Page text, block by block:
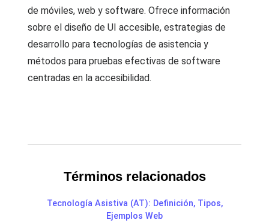
de móviles, web y software. Ofrece información
sobre el diseño de UI accesible, estrategias de
desarrollo para tecnologías de asistencia y
métodos para pruebas efectivas de software
centradas en la accesibilidad.
Términos relacionados
Tecnología Asistiva (AT): Definición, Tipos,
Ejemplos Web